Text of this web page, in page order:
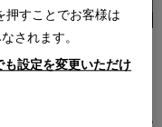
のお客様にプレゼントを
ので、下記内容をご確認
押すことでお客様は
されます。
も設定を変更いただけ